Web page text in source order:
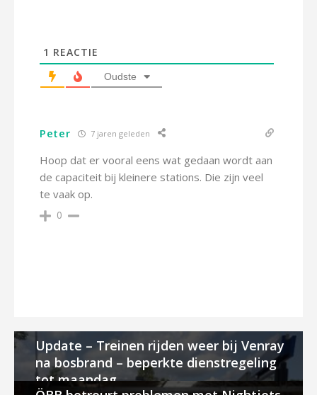
1 REACTIE
Oudste
Peter 7 jaren geleden
Hoop dat er vooral eens wat gedaan wordt aan
de capaciteit bij kleinere stations. Die zijn veel
te vaak op.
0
Update – Treinen rijden weer bij Venray
na bosbrand – beperkte dienstregeling
tot maandag